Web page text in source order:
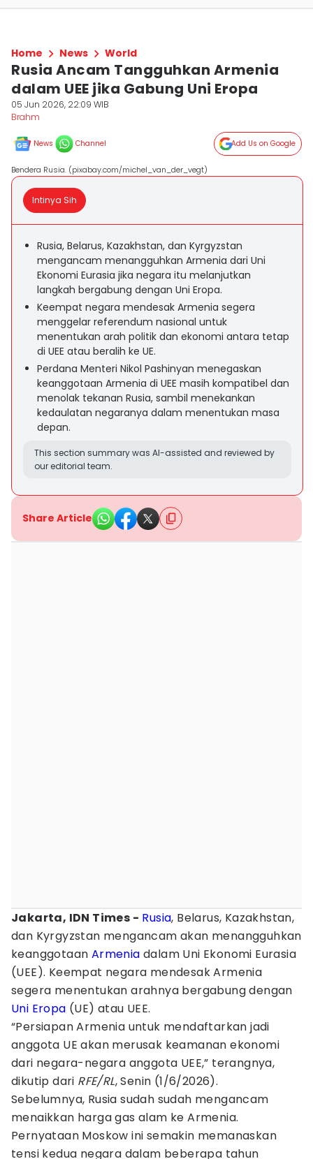
Home News World
Rusia Ancam Tangguhkan Armenia
dalam UEE jika Gabung Uni Eropa
05 Jun 2026, 22:09 WIB
Brahm
News Channel Add Us on Google
Bendera Rusia. (pixabay.com/michel_van_der_vegt)
Intinya Sih
Rusia, Belarus, Kazakhstan, dan Kyrgyzstan
mengancam menangguhkan Armenia dari Uni
Ekonomi Eurasia jika negara itu melanjutkan
langkah bergabung dengan Uni Eropa.
Keempat negara mendesak Armenia segera
menggelar referendum nasional untuk
menentukan arah politik dan ekonomi antara tetap
di UEE atau beralih ke UE.
Perdana Menteri Nikol Pashinyan menegaskan
keanggotaan Armenia di UEE masih kompatibel dan
menolak tekanan Rusia, sambil menekankan
kedaulatan negaranya dalam menentukan masa
depan.
This section summary was AI-assisted and reviewed by
our editorial team.
Share Article
Jakarta, IDN Times - Rusia, Belarus, Kazakhstan,
dan Kyrgyzstan mengancam akan menangguhkan
keanggotaan Armenia dalam Uni Ekonomi Eurasia
(UEE). Keempat negara mendesak Armenia
segera menentukan arahnya bergabung dengan
Uni Eropa (UE) atau UEE.
“Persiapan Armenia untuk mendaftarkan jadi
anggota UE akan merusak keamanan ekonomi
dari negara-negara anggota UEE,” terangnya,
dikutip dari RFE/RL, Senin (1/6/2026).
Sebelumnya, Rusia sudah sudah mengancam
menaikkan harga gas alam ke Armenia.
Pernyataan Moskow ini semakin memanaskan
tensi kedua negara dalam beberapa tahun